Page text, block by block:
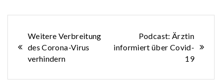
Beitragsnavigation
Weitere Verbreitung
des Corona-Virus
verhindern
Podcast: Ärztin
informiert über Covid-
19